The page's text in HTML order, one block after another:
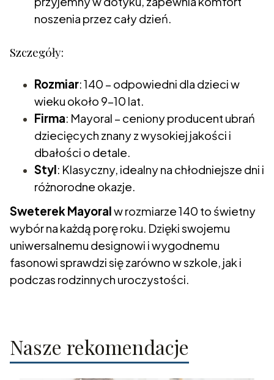
noszenia przez cały dzień.
Szczegóły:
Rozmiar: 140 – odpowiedni dla dzieci w
wieku około 9–10 lat.
Firma: Mayoral – ceniony producent ubrań
dziecięcych znany z wysokiej jakości i
dbałości o detale.
Styl: Klasyczny, idealny na chłodniejsze dni i
różnorodne okazje.
Sweterek Mayoralw rozmiarze 140 to świetny
wybór na każdą porę roku. Dzięki swojemu
uniwersalnemu designowi i wygodnemu
fasonowi sprawdzi się zarówno w szkole, jak i
podczas rodzinnych uroczystości.
Nasze rekomendacje